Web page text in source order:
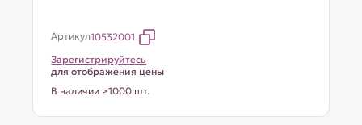
Артикул10532001
Зарегистрируйтесь
для отображения цены
В наличии >1000 шт.